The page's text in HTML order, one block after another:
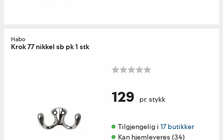
Habo
Krok 77 nikkel sb pk 1 stk
129 pr. stykk
Tilgjengelig i 17 butikker
Kan hjemleveres (34)